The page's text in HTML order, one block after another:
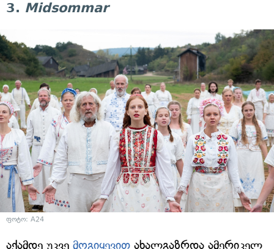
3. Midsommar
ფოტო: A24
აქამდე უკვე მოგიყევით ახალგაზრდა ამერიკელ